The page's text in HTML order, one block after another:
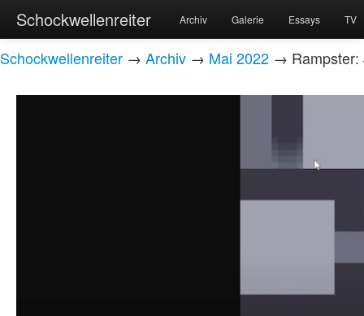
Schockwellenreiter Archiv Galerie Essays TV
Schockwellenreiter → Archiv → Mai 2022 → Rampster: